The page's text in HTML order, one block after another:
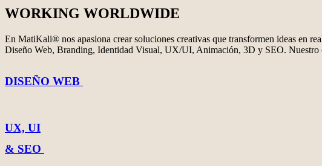
WORKING WORLDWIDE
En MatiKali® nos apasiona crear soluciones creativas que transformen ideas en
Diseño Web, Branding, Identidad Visual, UX/UI, Animación, 3D y SEO. Nuestro
DISEÑO WEB
UX, UI
& SEO